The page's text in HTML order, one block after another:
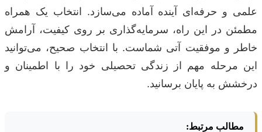
علمی و حرفه‌ای آینده آماده می‌سازد. انتخاب یک همراه
مطمئن در این راه، سرمایه‌گذاری بر روی کیفیت، آرامش
خاطر و موفقیت آتی شماست. با انتخاب صحیح، می‌توانید
این مرحله مهم از زندگی تحصیلی خود را با اطمینان و
درخشش به پایان برسانید.
مطالب مرتبط: